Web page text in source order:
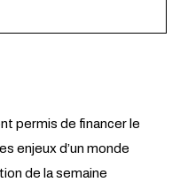
permis de financer le
enjeux d’un monde
de la semaine